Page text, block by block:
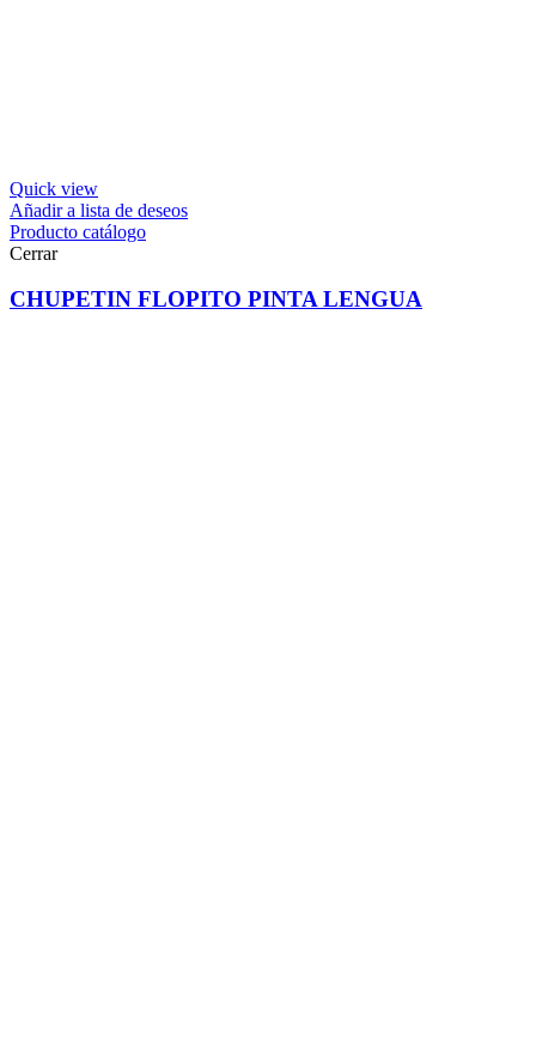
Quick view
Añadir a lista de deseos
Producto catálogo
Cerrar
CHUPETIN FLOPITO PINTA LENGUA